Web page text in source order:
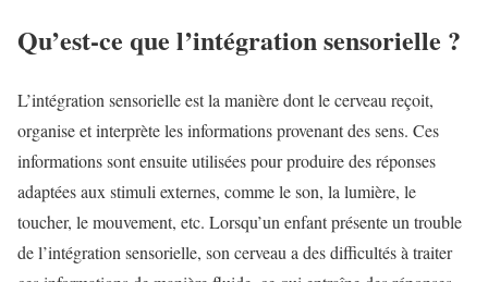
Qu’est-ce que l’intégration sensorielle ?
L’intégration sensorielle est la manière dont le cerveau reçoit,
organise et interprète les informations provenant des sens. Ces
informations sont ensuite utilisées pour produire des réponses
adaptées aux stimuli externes, comme le son, la lumière, le
toucher, le mouvement, etc. Lorsqu’un enfant présente un trouble
de l’intégration sensorielle, son cerveau a des difficultés à traiter